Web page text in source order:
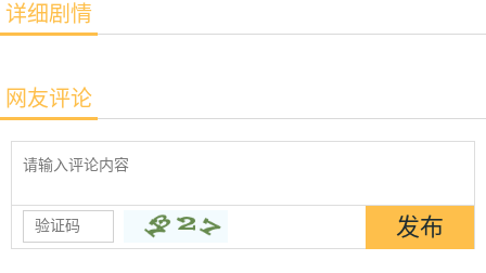
详细剧情
网友评论